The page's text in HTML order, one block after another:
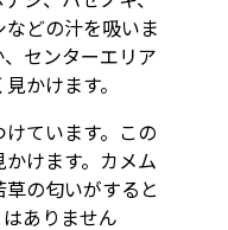
どの汁を吸いま
センターエリア
かけます。
ています。この
けます。カメム
の匂いがすると
ありません